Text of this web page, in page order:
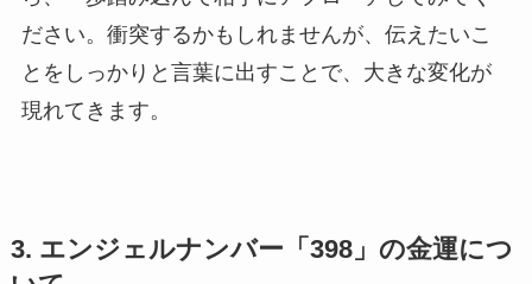
ださい。衝突するかもしれませんが、伝えたいこ
とをしっかりと言葉に出すことで、大きな変化が
現れてきます。
3. エンジェルナンバー「398」の金運につ